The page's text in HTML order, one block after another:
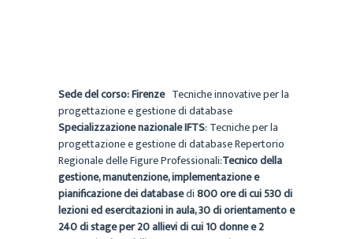
Sede del corso: Firenze Tecniche innovative per la
progettazione e gestione di database
Specializzazione nazionale IFTS: Tecniche per la
progettazione e gestione di database Repertorio
Regionale delle Figure Professionali:Tecnico della
gestione, manutenzione, implementazione e
pianificazione dei databasedi800 ore di cui 530 di
lezioni ed esercitazioni in aula, 30 di orientamento e
240 di stage per 20 allievi di cui 10 donne e 2